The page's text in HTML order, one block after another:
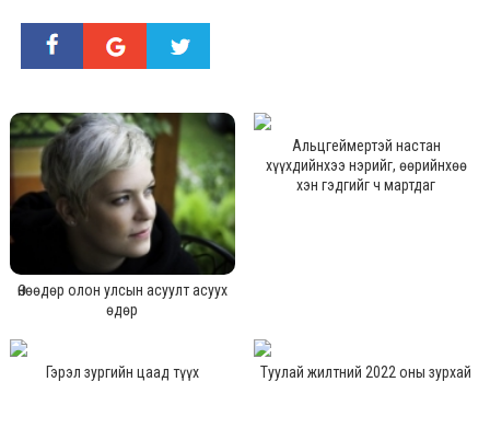
Өнөөдөр олон улсын асуулт асуух
өдөр
Альцгеймертэй настан
хүүхдийнхээ нэрийг, өөрийнхөө
хэн гэдгийг ч мартдаг
Гэрэл зургийн цаад түүх Туулай жилтний 2022 оны зурхай